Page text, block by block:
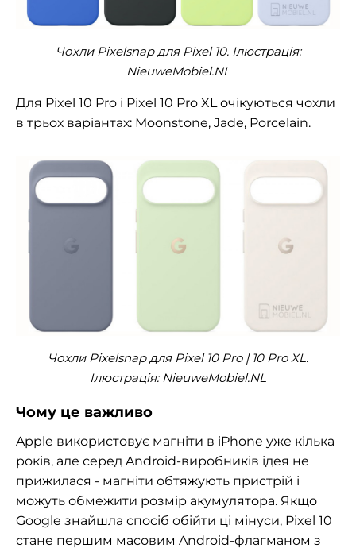
Чохли Pixelsnap для Pixel 10. Ілюстрація:
NieuweMobiel.NL
Для Pixel 10 Pro і Pixel 10 Pro XL очікуються чохли
в трьох варіантах: Moonstone, Jade, Porcelain.
Чохли Pixelsnap для Pixel 10 Pro | 10 Pro XL.
Ілюстрація: NieuweMobiel.NL
Чому це важливо
Apple використовує магніти в iPhone уже кілька
років, але серед Android-виробників ідея не
прижилася - магніти обтяжують пристрій і
можуть обмежити розмір акумулятора. Якщо
Google знайшла спосіб обійти ці мінуси, Pixel 10
стане першим масовим Android-флагманом з